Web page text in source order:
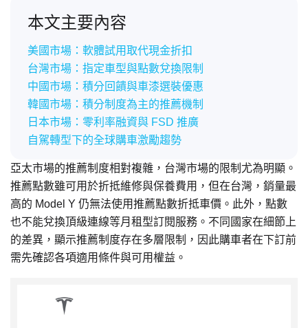
本文主要內容
美國市場：軟體試用取代現金折扣
台灣市場：指定車型與點數兌換限制
中國市場：積分回饋與車漆選裝優惠
韓國市場：積分制度為主的推薦機制
日本市場：零利率融資與 FSD 推廣
自駕轉型下的全球購車激勵趨勢
亞太市場的推薦制度相對複雜，台灣市場的限制尤為明顯。
推薦點數雖可用於折抵維修與保養費用，但在台灣，銷量最
高的 Model Y 仍無法使用推薦點數折抵車價。此外，點數
也不能兌換頂級連線等月租型訂閱服務。不同國家在細節上
的差異，顯示推薦制度存在多層限制，因此購車者在下訂前
需先確認各項適用條件與可用權益。